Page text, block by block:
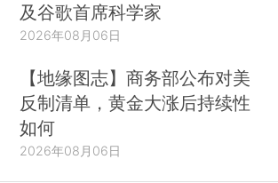
及谷歌首席科学家
2026年08月06日
【地缘图志】商务部公布对美
反制清单，黄金大涨后持续性
如何
2026年08月06日